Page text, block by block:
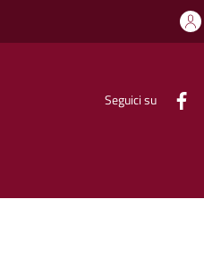
Seguici su